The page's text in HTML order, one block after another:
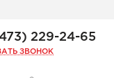
229-24-65
ЗВОНОК